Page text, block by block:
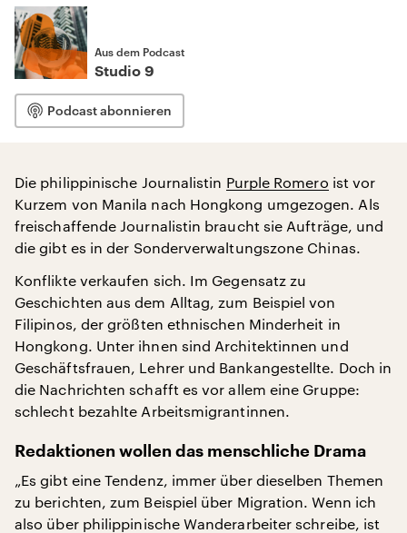
Aus dem Podcast
Studio 9
Podcast abonnieren
Die philippinische Journalistin Purple Romero ist vor
Kurzem von Manila nach Hongkong umgezogen. Als
freischaffende Journalistin braucht sie Aufträge, und
die gibt es in der Sonderverwaltungszone Chinas.
Konflikte verkaufen sich. Im Gegensatz zu
Geschichten aus dem Alltag, zum Beispiel von
Filipinos, der größten ethnischen Minderheit in
Hongkong. Unter ihnen sind Architektinnen und
Geschäftsfrauen, Lehrer und Bankangestellte. Doch in
die Nachrichten schafft es vor allem eine Gruppe:
schlecht bezahlte Arbeitsmigrantinnen.
Redaktionen wollen das menschliche Drama
„Es gibt eine Tendenz, immer über dieselben Themen
zu berichten, zum Beispiel über Migration. Wenn ich
also über philippinische Wanderarbeiter schreibe, ist